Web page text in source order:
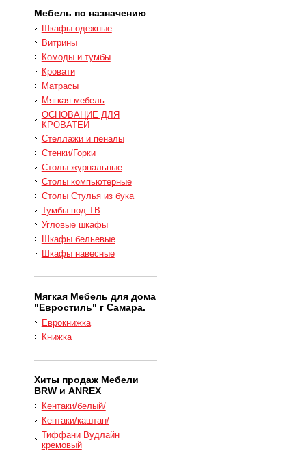
Мебель по назначению
Шкафы одежные
Витрины
Комоды и тумбы
Кровати
Матрасы
Мягкая мебель
ОСНОВАНИЕ ДЛЯ
КРОВАТЕЙ
Стеллажи и пеналы
Стенки/Горки
Столы журнальные
Столы компьютерные
Столы Стулья из бука
Тумбы под ТВ
Угловые шкафы
Шкафы бельевые
Шкафы навесные
Мягкая Мебель для дома
"Евростиль" г Самара.
Еврокнижка
Книжка
Хиты продаж Мебели
BRW и ANREX
Кентаки/белый/
Кентаки/каштан/
Тиффани Вудлайн
кремовый